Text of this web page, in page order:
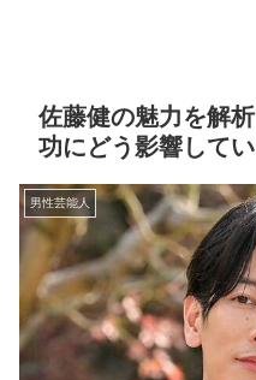
佐藤健の魅力を解
功にどう影響して
男性芸能人